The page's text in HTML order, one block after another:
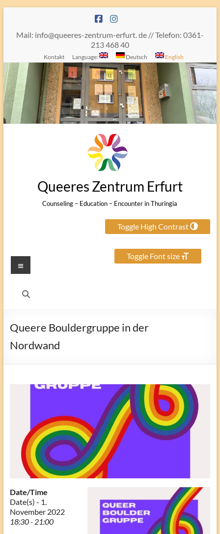
content
Mail: info@queeres-zentrum-erfurt. de // Telefon: 0361-
213 468 40
Kontakt Language: Deutsch English
Queeres Zentrum Erfurt
Counseling – Education – Encounter in Thuringia
Toggle High Contrast
Toggle Font size
Menu
Queere Bouldergruppe in der
Nordwand
Date/Time
Date(s) - 1.
November 2022
18:30 - 21:00